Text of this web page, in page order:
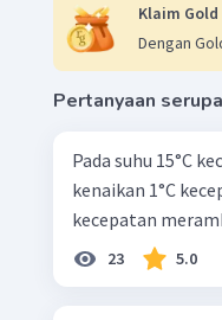
Klaim
Dengan
Pertanyaan serupa
Pada suhu 15°C
kenaikan 1°C
kecepatan
23 5.0